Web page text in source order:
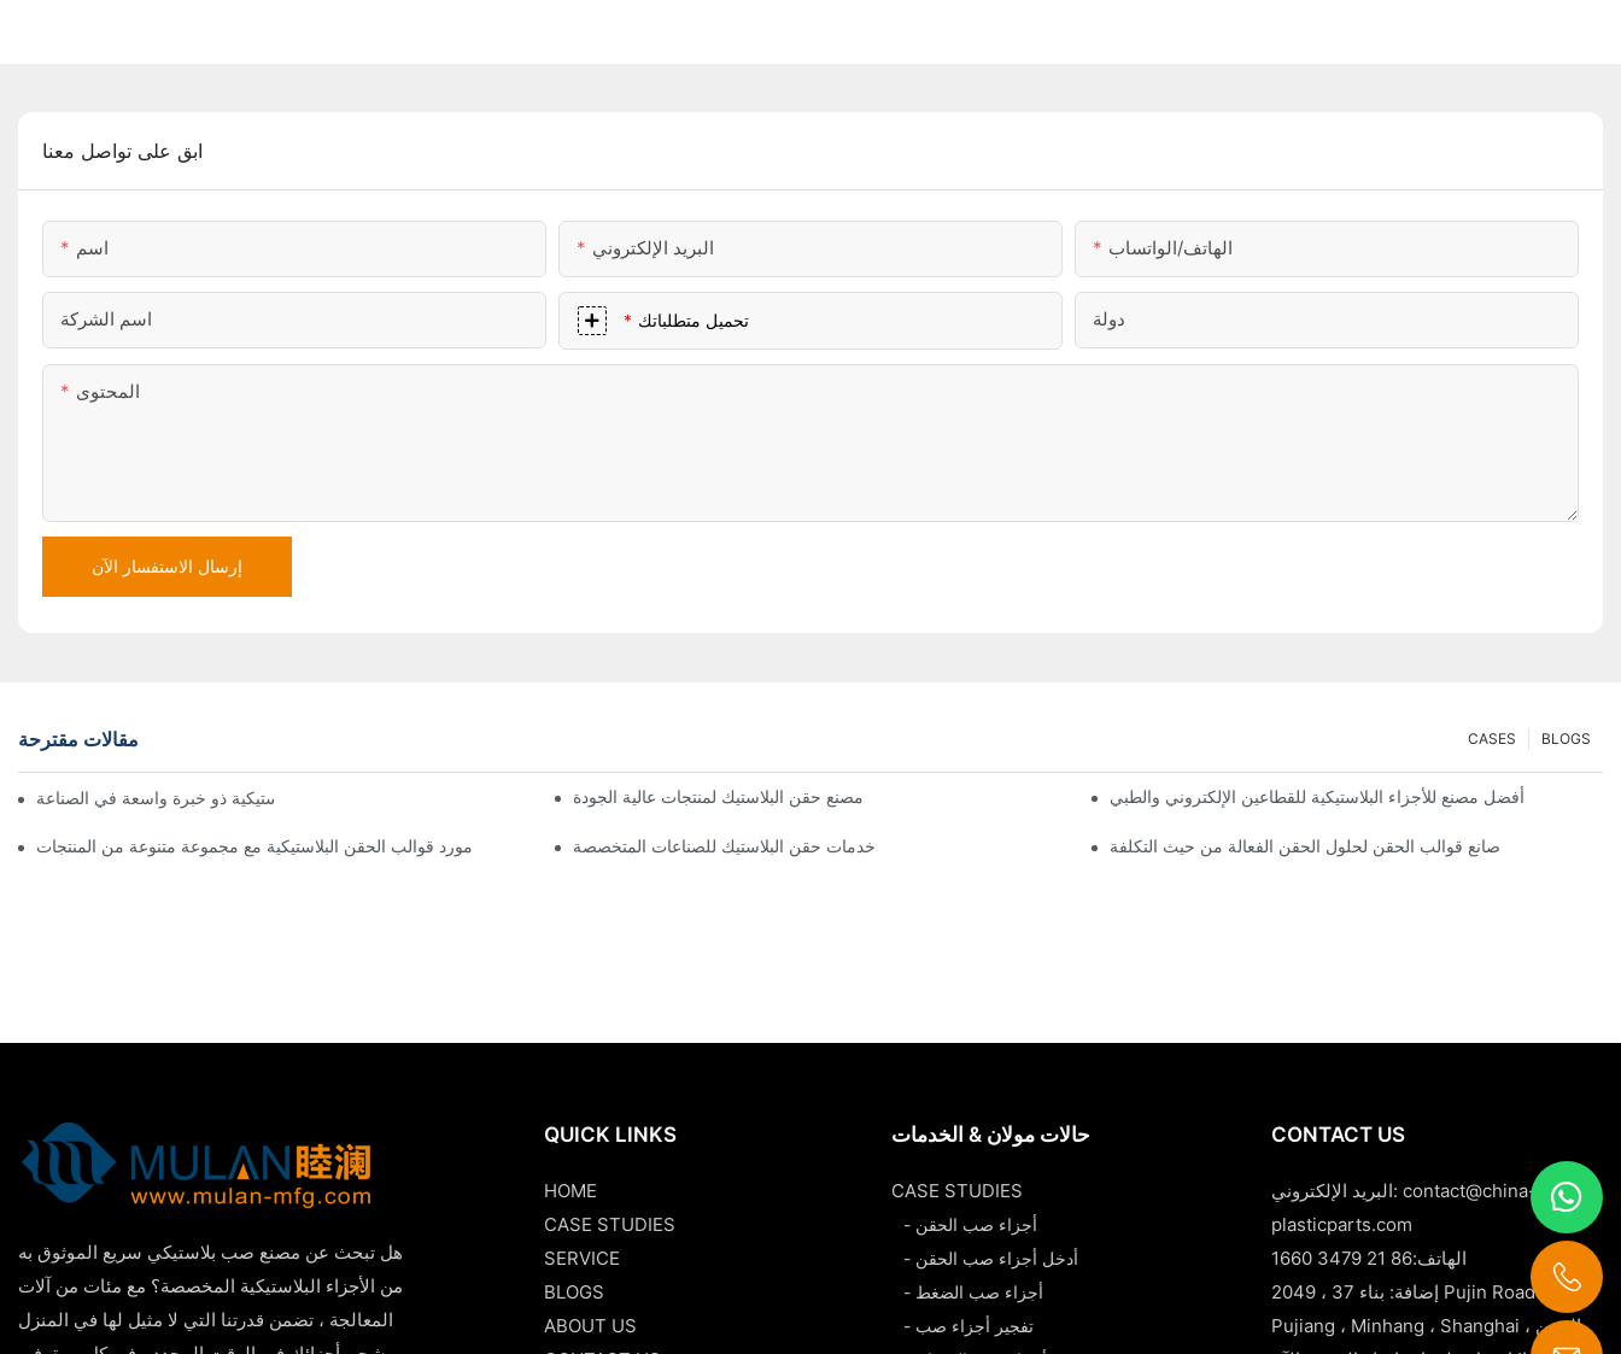
ابق على تواصل معنا
اسم البريد الإلكتروني الهاتف/الواتساب
اسم الشركة تحميل متطلباتك دولة
المحتوى
إرسال الاستفسار الآن
مقالات مقترحة BLOGS
CASES
مورد قوالب الحقن البلاستيكية ذو خبرة واسعة في الصناعة مصنع حقن البلاستيك لمنتجات عالية الجودة أفضل مصنع للأجزاء البلاستيكية للقطاعين الإلكتروني والطبي
مورد قوالب الحقن البلاستيكية مع مجموعة متنوعة من المنتجات خدمات حقن البلاستيك للصناعات المتخصصة صانع قوالب الحقن لحلول الحقن الفعالة من حيث التكلفة
هل تبحث عن مصنع صب بلاستيكي سريع الموثوق به
من الأجزاء البلاستيكية المخصصة؟ مع مئات من آلات
المعالجة ، تضمن قدرتنا التي لا مثيل لها في المنزل
QUICK LINKS
HOME
CASE STUDIES
SERVICE
BLOGS
ABOUT US
حالات مولان & الخدمات
CASE STUDIES
- أجزاء صب الحقن
- أدخل أجزاء صب الحقن
- أجزاء صب الضغط
- تفجير أجزاء صب
CONTACT US
البريد الإلكتروني:contact@china-
plasticparts.com
الهاتف:86 21 3479 1660
إضافة: بناء 37 ، 2049 Pujin Road ،
Pujiang ، Minhang ، Shanghai ، الصين